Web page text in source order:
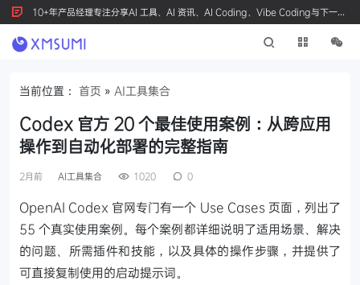
10+年产品经理专注分享AI 工具、AI 资讯、AI Coding、Vibe Coding与下一代
产品创新，按 Ctrl+D 收藏我们
当前位置： 首页 » AI工具集合
Codex 官方 20 个最佳使用案例：从跨应用
操作到自动化部署的完整指南
2月前 AI工具集合 1020 0
OpenAI Codex 官网专门有一个 Use Cases 页面，列出了
55 个真实使用案例。每个案例都详细说明了适用场景、解决
的问题、所需插件和技能，以及具体的操作步骤，并提供了
可直接复制使用的启动提示词。